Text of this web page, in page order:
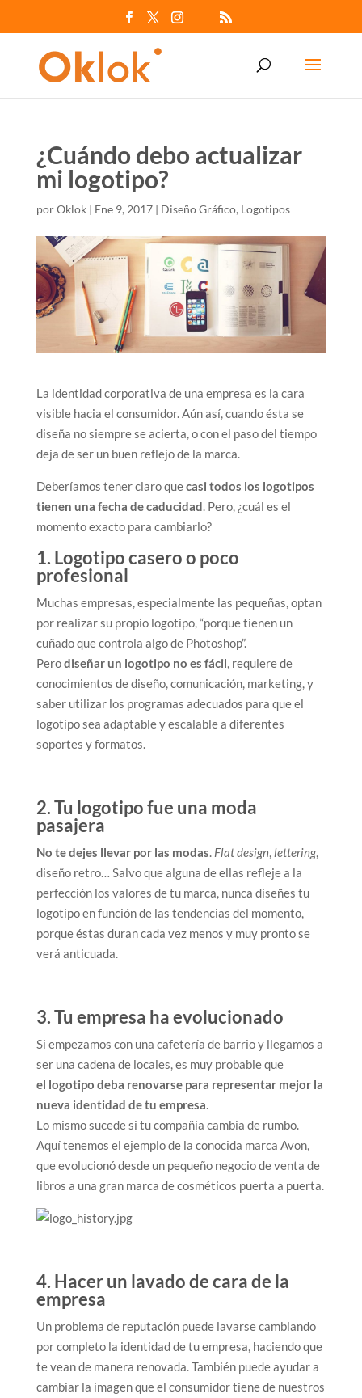
¿Cuándo debo actualizar
mi logotipo?
porOklok| Ene 9, 2017| Diseño Gráfico, Logotipos
La identidad corporativa de una empresa es la cara
visible hacia el consumidor. Aún así, cuando ésta se
diseña no siempre se acierta, o con el paso del tiempo
deja de ser un buen reflejo de la marca.
Deberíamos tener claro quecasi todos los logotipos
tienen una fecha de caducidad. Pero, ¿cuál es el
momento exacto para cambiarlo?
1. Logotipo casero o poco
profesional
Muchas empresas, especialmente las pequeñas, optan
por realizar su propio logotipo, “porque tienen un
cuñado que controla algo de Photoshop”.
Perodiseñar un logotipo no es fácil, requiere de
conocimientos de diseño, comunicación, marketing, y
saber utilizar los programas adecuados para que el
logotipo sea adaptable y escalable a diferentes
soportes y formatos.
2. Tu logotipo fue una moda
pasajera
No te dejes llevar por las modas.Flat design,lettering,
diseño retro… Salvo que alguna de ellas refleje a la
perfección los valores de tu marca, nunca diseñes tu
logotipo en función de las tendencias del momento,
porque éstas duran cada vez menos y muy pronto se
verá anticuada.
3. Tu empresa ha evolucionado
Si empezamos con una cafetería de barrio y llegamos a
ser una cadena de locales, es muy probable que
el logotipo deba renovarse para representar mejor la
nueva identidad de tu empresa.
Lo mismo sucede si tu compañía cambia de rumbo.
Aquí tenemos el ejemplo de la conocida marca Avon,
que evolucionó desde un pequeño negocio de venta de
libros a una gran marca de cosméticos puerta a puerta.
4. Hacer un lavado de cara de la
empresa
Un problema de reputación puede lavarse cambiando
por completo la identidad de tu empresa, haciendo que
te vean de manera renovada. También puede ayudar a
cambiar la imagen que el consumidor tiene de nuestros